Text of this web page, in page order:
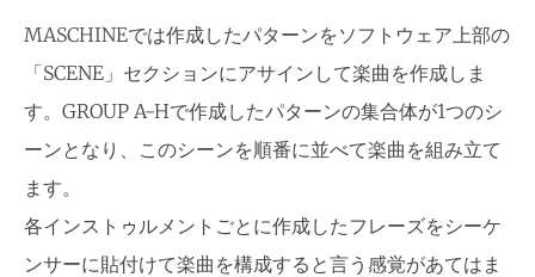
MASCHINEでは作成したパターンをソフトウェア上部の
「SCENE」セクションにアサインして楽曲を作成しま
す。GROUP A-Hで作成したパターンの集合体が1つのシ
ーンとなり、このシーンを順番に並べて楽曲を組み立て
ます。
各インストゥルメントごとに作成したフレーズをシーケ
ンサーに貼付けて楽曲を構成すると言う感覚があてはま